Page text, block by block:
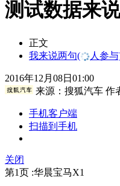
测试数据来
正文
我来说两句( 人参
2016年12月08日01:00
来源： 搜狐汽车作
手机客户端
扫描到手机
关闭
第1页 :华晨宝马X1